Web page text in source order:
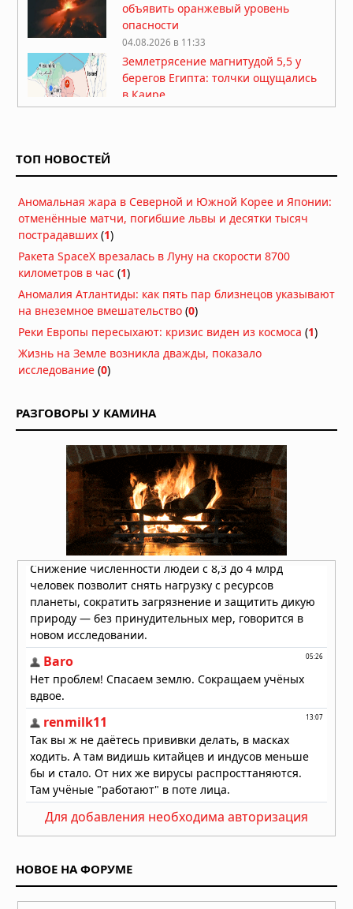
объявить оранжевый уровень
опасности
04.08.2026 в 11:33
Землетрясение магнитудой 5,5 у
берегов Египта: толчки ощущались
в Каире
Восточной Азии
01.08.2026 в 15:17
Землетрясение в Италии: магнитуда
отключения электроэнергии
01.08.2026 в 09:32
Подводный супервулкан Кикай
заполняется свежей магмой: новое
исследование раскрывает механизм
перезарядки гигантских кальдер
01.08.2026 в 08:30
31.07.2026 в 08:20
Лесные пожары объявлены
«угрозой национальной
безопасности» в Европе, пламя
распространилось на Грецию и
Великобританию
30.07.2026 в 13:57
Бразилию накрыли мощные
ураганы: пять человек погибли,
тысячи людей не смогли добраться
до дома
30.07.2026 в 12:02
Землетрясение в Японии: число
погибших достигло 13, спасатели
29.07.2026 в 13:51
ТОП НОВОСТЕЙ
Аномальная жара в Северной и Южной Корее и Японии:
отменённые матчи, погибшие львы и десятки тысяч
пострадавших (1)
Ракета SpaceX врезалась в Луну на скорости 8700
километров в час (1)
Аномалия Атлантиды: как пять пар близнецов указывают
на внеземное вмешательство (0)
Реки Европы пересыхают: кризис виден из космоса (1)
Жизнь на Земле возникла дважды, показало
исследование (0)
РАЗГОВОРЫ У КАМИНА
Для добавления необходима авторизация
НОВОЕ НА ФОРУМЕ